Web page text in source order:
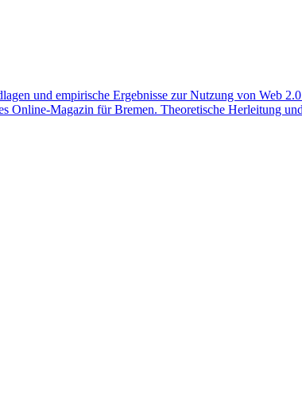
und empirische Ergebnisse zur Nutzung von Web
Online-Magazin für Bremen. Theoretische Herleitung